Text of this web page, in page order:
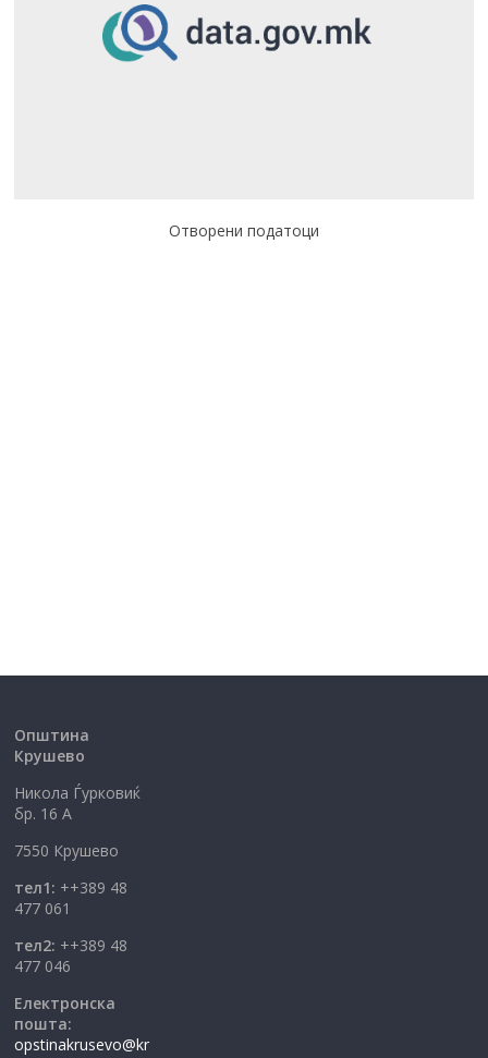
Отворени податоци
Општина
Крушево
Никола Ѓурковиќ
бр. 16 А
7550 Крушево
тел1: ++389 48
477 061
тел2: ++389 48
477 046
Електронска
пошта:
opstinakrusevo@kr